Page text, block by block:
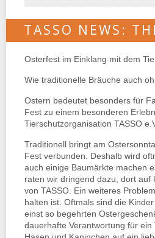
TASSO NEWS:
Osterfest im Einklang mit dem
Wie traditionelle Bräuche auch
Ostern bedeutet besonders für
Fest zu einem besonderen
Tierschutzorganisation TASSO
Traditionell bringt am
Fest verbunden. Deshalb wird
auch einige Baumärkte machen
raten wir dringend dazu, dort auf
von TASSO. Ein weiteres
halten ist. Oftmals sind die
einst so begehrten
dauerhafte Verantwortung für